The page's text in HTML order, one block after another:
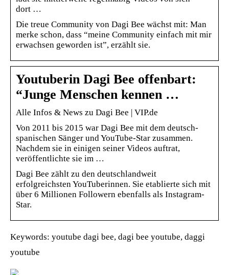
dort …
Die treue Community von Dagi Bee wächst mit: Man
merke schon, dass “meine Community einfach mit mir
erwachsen geworden ist”, erzählt sie.
Youtuberin Dagi Bee offenbart:
“Junge Menschen kennen …
Alle Infos & News zu Dagi Bee | VIP.de
Von 2011 bis 2015 war Dagi Bee mit dem deutsch-
spanischen Sänger und YouTube-Star zusammen.
Nachdem sie in einigen seiner Videos auftrat,
veröffentlichte sie im …
Dagi Bee zählt zu den deutschlandweit
erfolgreichsten YouTuberinnen. Sie etablierte sich mit
über 6 Millionen Followern ebenfalls als Instagram-
Star.
Keywords: youtube dagi bee, dagi bee youtube, daggi
youtube